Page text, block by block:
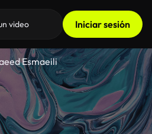
Iniciar sesión
Esmaeili